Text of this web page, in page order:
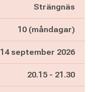
Strängnäs
10 (måndagar)
14 september 2026
Pågår mellan
20.15 - och
21.30